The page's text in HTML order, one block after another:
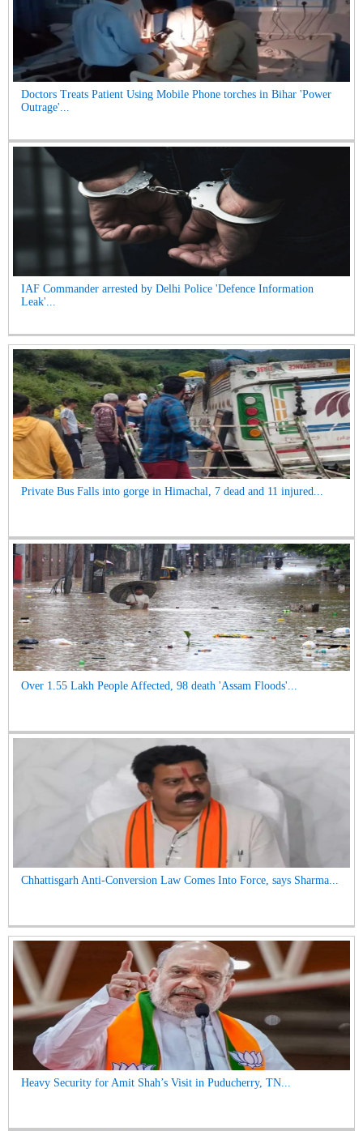
Doctors Treats Patient Using Mobile Phone torches in Bihar 'Power
Outrage'...
IAF Commander arrested by Delhi Police 'Defence Information
Leak'...
Private Bus Falls into gorge in Himachal, 7 dead and 11 injured...
Over 1.55 Lakh People Affected, 98 death 'Assam Floods'...
Chhattisgarh Anti-Conversion Law Comes Into Force, says Sharma...
Heavy Security for Amit Shah’s Visit in Puducherry, TN...